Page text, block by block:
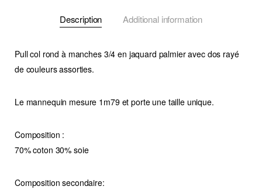
Description Additional information
Pull col rond à manches 3/4 en jaquard palmier avec dos rayé
de couleurs assorties.
Le mannequin mesure 1m79 et porte une taille unique.
Composition :
70% coton 30% soie
Composition secondaire: